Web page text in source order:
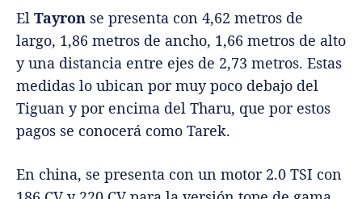
El Tayron se presenta con 4,62 metros de
largo, 1,86 metros de ancho, 1,66 metros de alto
y una distancia entre ejes de 2,73 metros. Estas
medidas lo ubican por muy poco debajo del
Tiguan y por encima del Tharu, que por estos
pagos se conocerá como Tarek.
En china, se presenta con un motor 2.0 TSI con